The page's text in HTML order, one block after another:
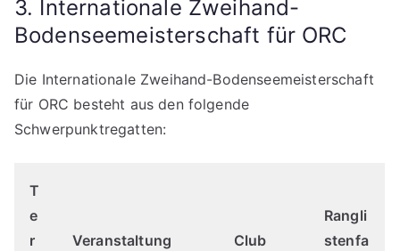
3. Internationale Zweihand-
Bodenseemeisterschaft für ORC
Die Internationale Zweihand-Bodenseemeisterschaft
für ORC besteht aus den folgende
Schwerpunktregatten:
T
e
r
Veranstaltung Club
Rangli
stenfa